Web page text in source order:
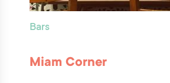
Bars
Miam Corner